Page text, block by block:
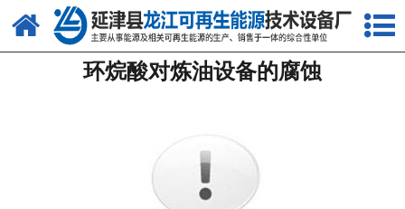
网站首页
关于我们
环烷酸对炼油设备的腐蚀